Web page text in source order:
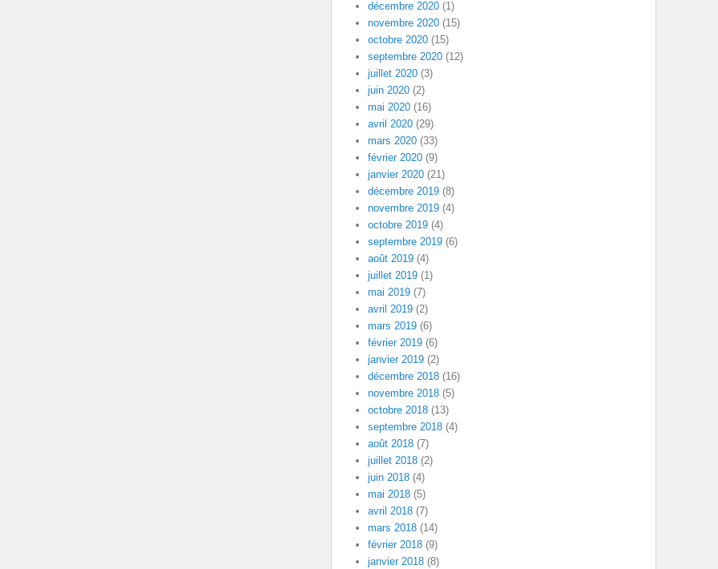
décembre 2020 (1)
novembre 2020 (15)
octobre 2020 (15)
septembre 2020 (12)
juillet 2020 (3)
juin 2020 (2)
mai 2020 (16)
avril 2020 (29)
mars 2020 (33)
février 2020 (9)
janvier 2020 (21)
décembre 2019 (8)
novembre 2019 (4)
octobre 2019 (4)
septembre 2019 (6)
août 2019 (4)
juillet 2019 (1)
mai 2019 (7)
avril 2019 (2)
mars 2019 (6)
février 2019 (6)
janvier 2019 (2)
décembre 2018 (16)
novembre 2018 (5)
octobre 2018 (13)
septembre 2018 (4)
août 2018 (7)
juillet 2018 (2)
juin 2018 (4)
mai 2018 (5)
avril 2018 (7)
mars 2018 (14)
février 2018 (9)
janvier 2018 (8)